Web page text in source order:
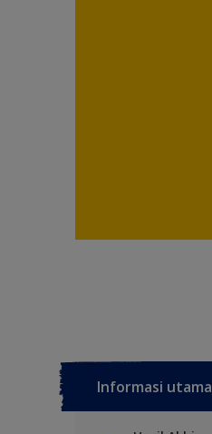
Informasi utama